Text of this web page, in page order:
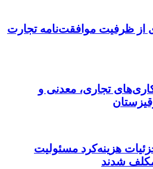
از ظرفیت موافقت‌نامه تجارت
تجاری، معدنی و
هزینه‌کرد مسئولیت
شدند